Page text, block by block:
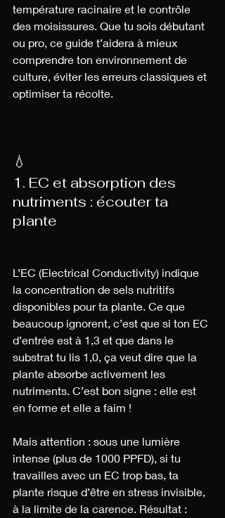
température racinaire et le contrôle
des moisissures. Que tu sois débutant
ou pro, ce guide t’aidera à mieux
comprendre ton environnement de
culture, éviter les erreurs classiques et
optimiser ta récolte.
💧
1. EC et absorption des
nutriments : écouter ta
plante
L’EC (Electrical Conductivity) indique
la concentration de sels nutritifs
disponibles pour ta plante. Ce que
beaucoup ignorent, c’est que si ton EC
d’entrée est à 1,3 et que dans le
substrat tu lis 1,0, ça veut dire que la
plante absorbe activement les
nutriments. C’est bon signe : elle est
en forme et elle a faim !
Mais attention : sous une lumière
intense (plus de 1000 PPFD), si tu
travailles avec un EC trop bas, ta
plante risque d’être en stress invisible,
à la limite de la carence. Résultat :